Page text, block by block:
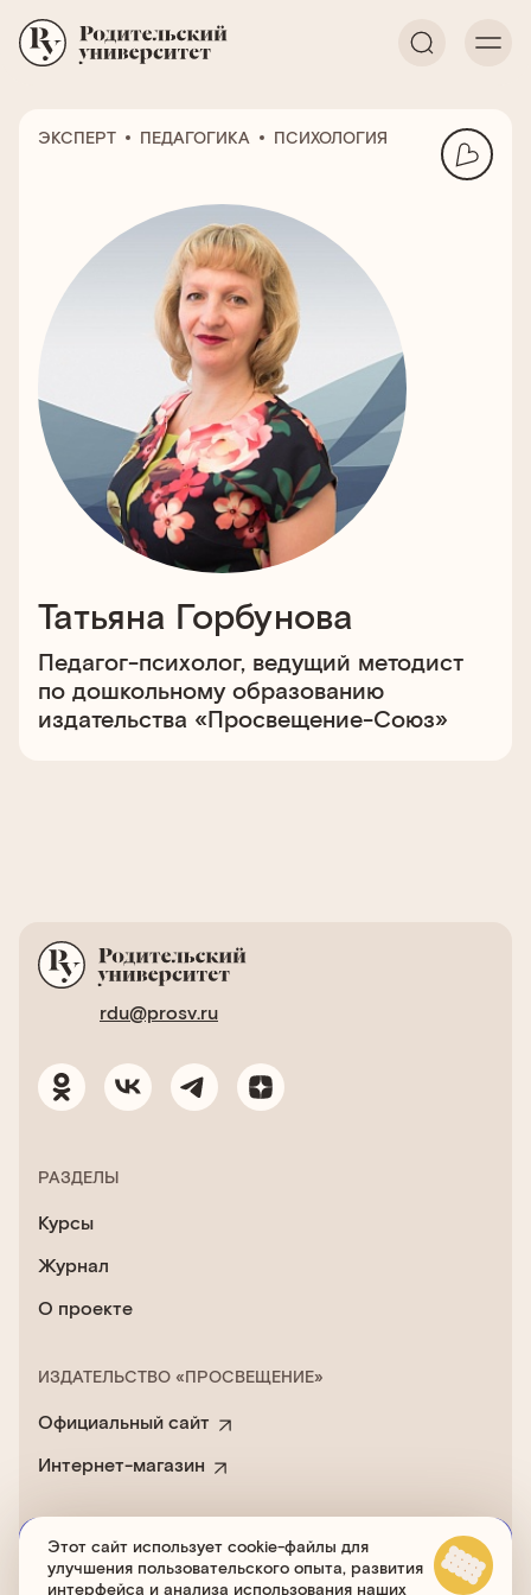
ЭКСПЕРТ ПЕДАГОГИКА ПСИХОЛОГИЯ
Татьяна Горбунова
Педагог-психолог, ведущий методист
по дошкольному образованию
издательства «Просвещение-Союз»
rdu@prosv.ru
РАЗДЕЛЫ
Курсы
Журнал
О проекте
ИЗДАТЕЛЬСТВО «ПРОСВЕЩЕНИЕ»
Официальный сайт
Интернет-магазин
Пользовательское соглашение
Политика обработки cookies
Этот сайт использует cookie-файлы для
улучшения пользовательского опыта, развития
интерфейса и анализа использования наших